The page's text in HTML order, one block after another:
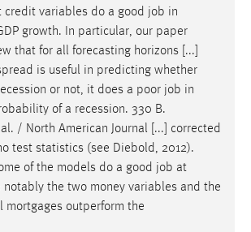
credit variables do a good job in
growth. In particular, our paper
that for all forecasting horizons [...]
is useful in predicting whether
or not, it does a poor job in
of a recession. 330 B.
/ North American Journal [...] corrected
test statistics (see Diebold, 2012).
of the models do a good job at
notably the two money variables and the
mortgages outperform the